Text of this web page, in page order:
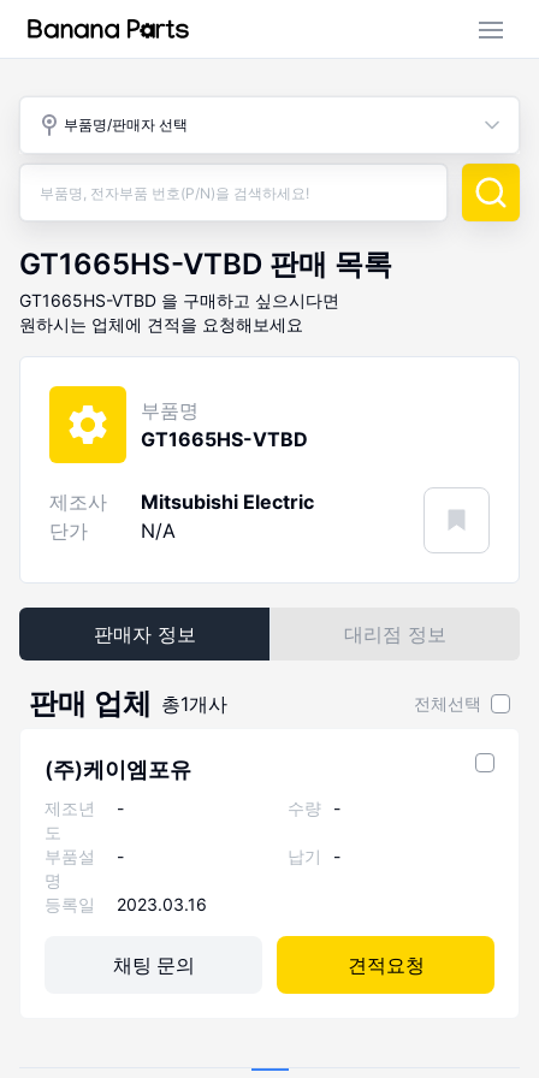
부품명/판매자 선택
GT1665HS-VTBD 판매 목록
GT1665HS-VTBD 을 구매하고 싶으시다면
원하시는 업체에 견적을 요청해보세요
부품명
GT1665HS-VTBD
제조사
Mitsubishi Electric
단가
N/A
판매자 정보 대리점 정보
판매 업체 총1개사 전체선택
(주)케이엠포유
제조년
도
- 수량 -
부품설
명
- 납기 -
등록일 2023.03.16
채팅 문의 견적요청